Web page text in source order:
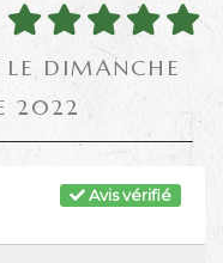
LE DIMANCHE
2022
Avis vérifié